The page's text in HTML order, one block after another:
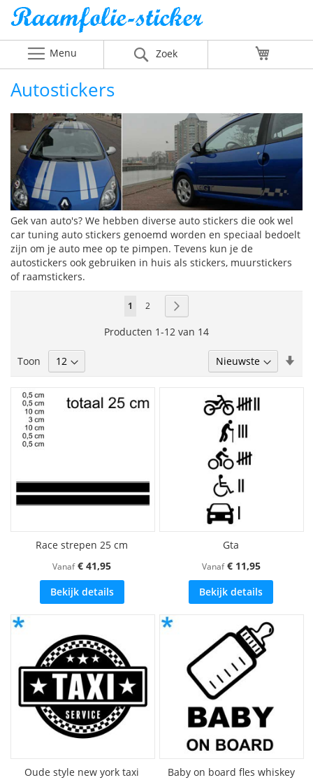
Menu Zoek
Autostickers
Gek van auto's? We hebben diverse auto stickers die ook wel
car tuning auto stickers genoemd worden en speciaal bedoelt
zijn om je auto mee op te pimpen. Tevens kun je de
autostickers ook gebruiken in huis als stickers, muurstickers
of raamstickers.
Pagina
U
lees
1 Pagina
2
Producten 1-12 van 14
Toon
Race strepen 25 cm
Vanaf € 41,95
Bekijk details
Gta
Vanaf € 11,95
Bekijk details
Oude style new york taxi Baby on board fles whiskey